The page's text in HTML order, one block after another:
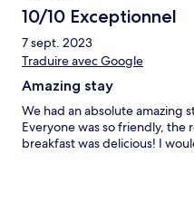
10/10 Exceptionnel
7 sept. 2023
Traduire avec Google
Amazing stay
We had an absolute amazing
Everyone was so friendly, the
breakfast was delicious! I